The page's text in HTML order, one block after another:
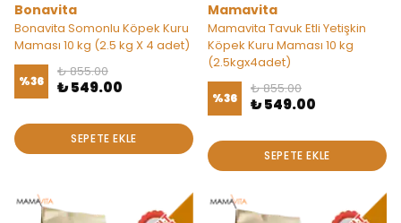
Bonavita
Bonavita Somonlu Köpek Kuru
Maması 10 kg (2.5 kg X 4 adet)
%36
₺ 855.00
₺ 549.00
SEPETE EKLE
Mamavita
Mamavita Tavuk Etli Yetişkin
Köpek Kuru Maması 10 kg
(2.5kgx4adet)
%36
₺ 855.00
₺ 549.00
SEPETE EKLE